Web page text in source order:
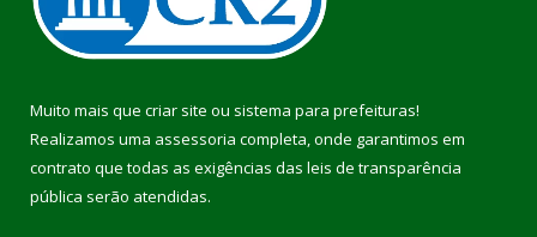
Muito mais que criar site ou sistema para prefeituras!
Realizamos uma assessoria completa, onde garantimos em
contrato que todas as exigências das leis de transparência
pública serão atendidas.